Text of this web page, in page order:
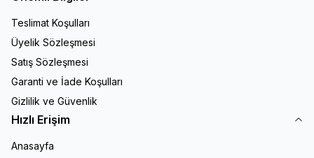
Teslimat Koşulları
Üyelik Sözleşmesi
Satış Sözleşmesi
Garanti ve İade Koşulları
Gizlilik ve Güvenlik
Hızlı Erişim
Anasayfa